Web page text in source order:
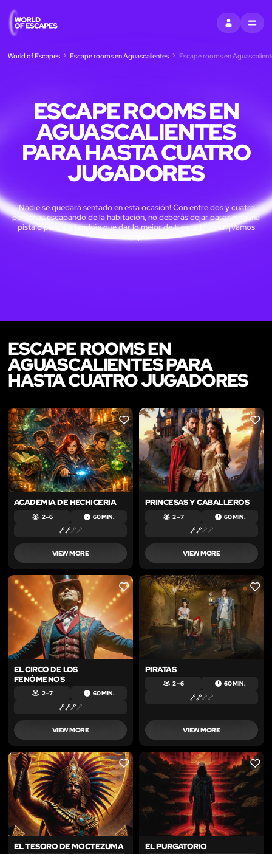
ENTRARMENU
World of Escapes Escape rooms en Aguascalientes Escape rooms en
ESCAPE ROOMS EN
AGUASCALIENTES
PARA HASTA CUATRO
JUGADORES
¡Nadie se quedará sentado en esta ocasión! Con entre dos y cuatro
personas escapando de la habitación, no deberás dejar pasar ninguna
pista o puzzle y tendrás que dar lo mejor de ti para triunfar. ¡Vamos
ESCAPE ROOMS EN
AGUASCALIENTES PARA
HASTA CUATRO JUGADORES
LIKE
ACADEMIA DE HECHICERIA
2 – 6 60 MIN.
VIEW MORE
LIKE
PRINCESAS Y CABALLEROS
2 – 7 60 MIN.
VIEW MORE
LIKE
EL CIRCO DE LOS
FENÓMENOS
2 – 7 60 MIN.
VIEW MORE
LIKE
PIRATAS
2 – 6 60 MIN.
VIEW MORE
LIKE
EL TESORO DE MOCTEZUMA
LIKE
EL PURGATORIO